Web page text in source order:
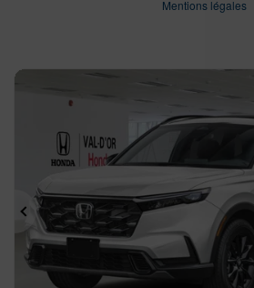
Mentions légales
Précédent